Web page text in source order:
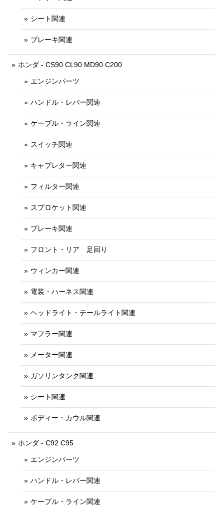
シート関連
ブレーキ関連
ホンダ - CS90 CL90 MD90 C200
エンジンパーツ
ハンドル・レバー関連
ケーブル・ライン関連
スイッチ関連
キャブレター関連
フィルター関連
スプロケット関連
ブレーキ関連
フロント・リア 足回り
ウィンカー関連
電装・ハーネス関連
ヘッドライト・テールライト関連
マフラー関連
メーター関連
ガソリンタンク関連
シート関連
ボディー・カウル関連
ホンダ - C92 C95
エンジンパーツ
ハンドル・レバー関連
ケーブル・ライン関連